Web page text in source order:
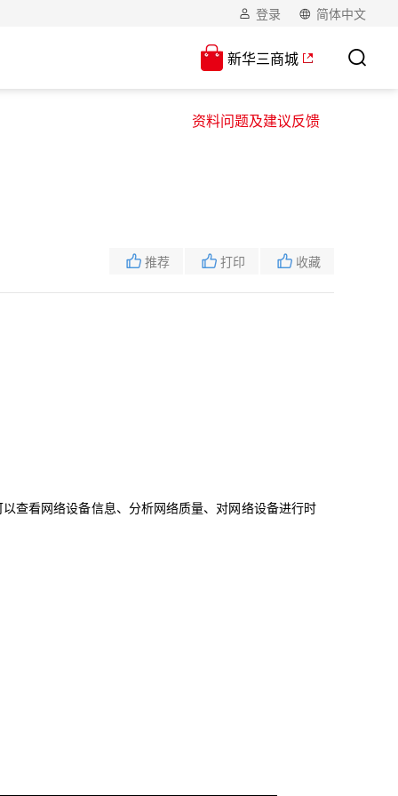
登录 简体中文
新华三商城
资料问题及建议反馈
收藏
打印
推荐
查看网络设备信息、分析网络质量、对网络设备进行时